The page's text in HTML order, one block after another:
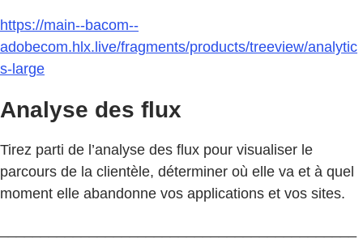
https://main--bacom--
adobecom.hlx.live/fragments/products/treeview/analytic
s-large
Analyse des flux
Tirez parti de l’analyse des flux pour visualiser le
parcours de la clientèle, déterminer où elle va et à quel
moment elle abandonne vos applications et vos sites.